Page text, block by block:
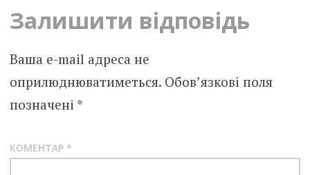
Залишити відповідь
Ваша e-mail адреса не
оприлюднюватиметься. Обов’язкові поля
позначені *
КОМЕНТАР *